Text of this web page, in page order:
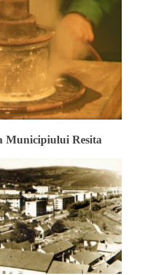
Municipiului Resita